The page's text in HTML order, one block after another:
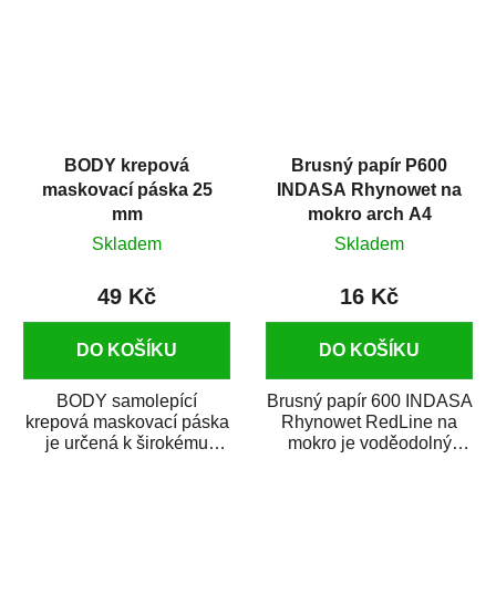
BODY krepová
maskovací páska 25
mm
Skladem
49 Kč
DO KOŠÍKU
BODY samolepící
krepová maskovací páska
je určená k širokému
Brusný papír P600
INDASA Rhynowet na
mokro arch A4
Skladem
16 Kč
DO KOŠÍKU
Brusný papír 600 INDASA
Rhynowet RedLine na
mokro je voděodolný